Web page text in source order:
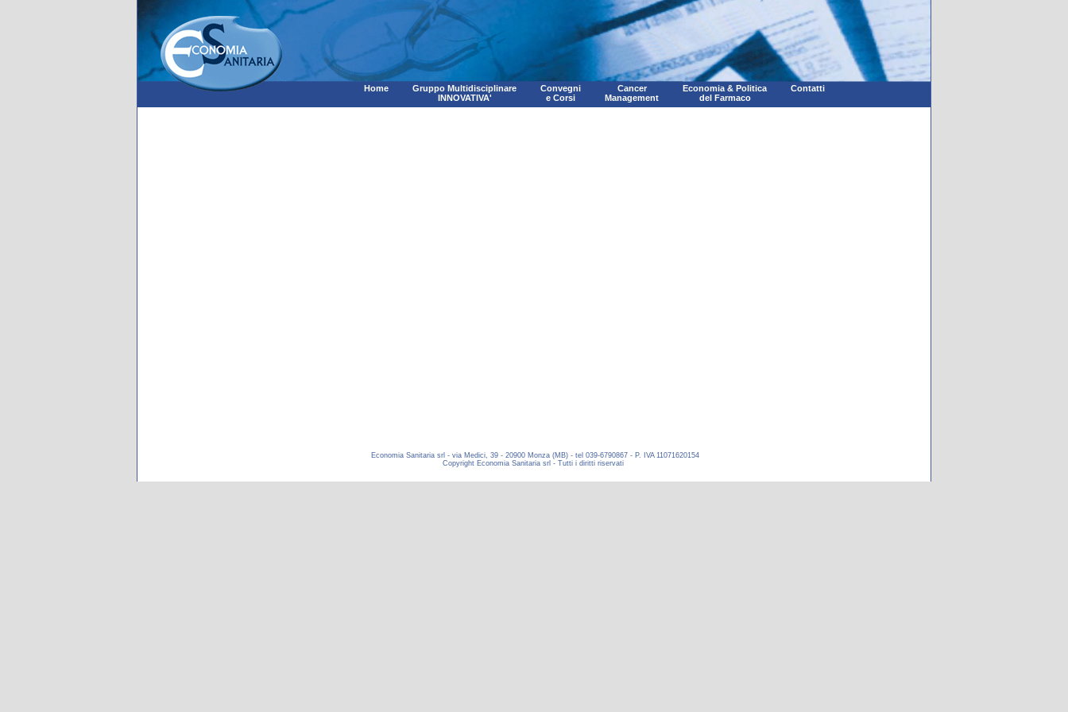
Home
Gruppo Multidisciplinare
INNOVATIVA'
Convegni
e Corsi
Cancer
Management
Economia & Politica
del Farmaco
Contatti
Economia Sanitaria srl - via Medici, 39 - 20900 Monza (MB) - tel 039-6790867 - P. IVA 11071620154
Copyright Economia Sanitaria srl - Tutti i diritti riservati